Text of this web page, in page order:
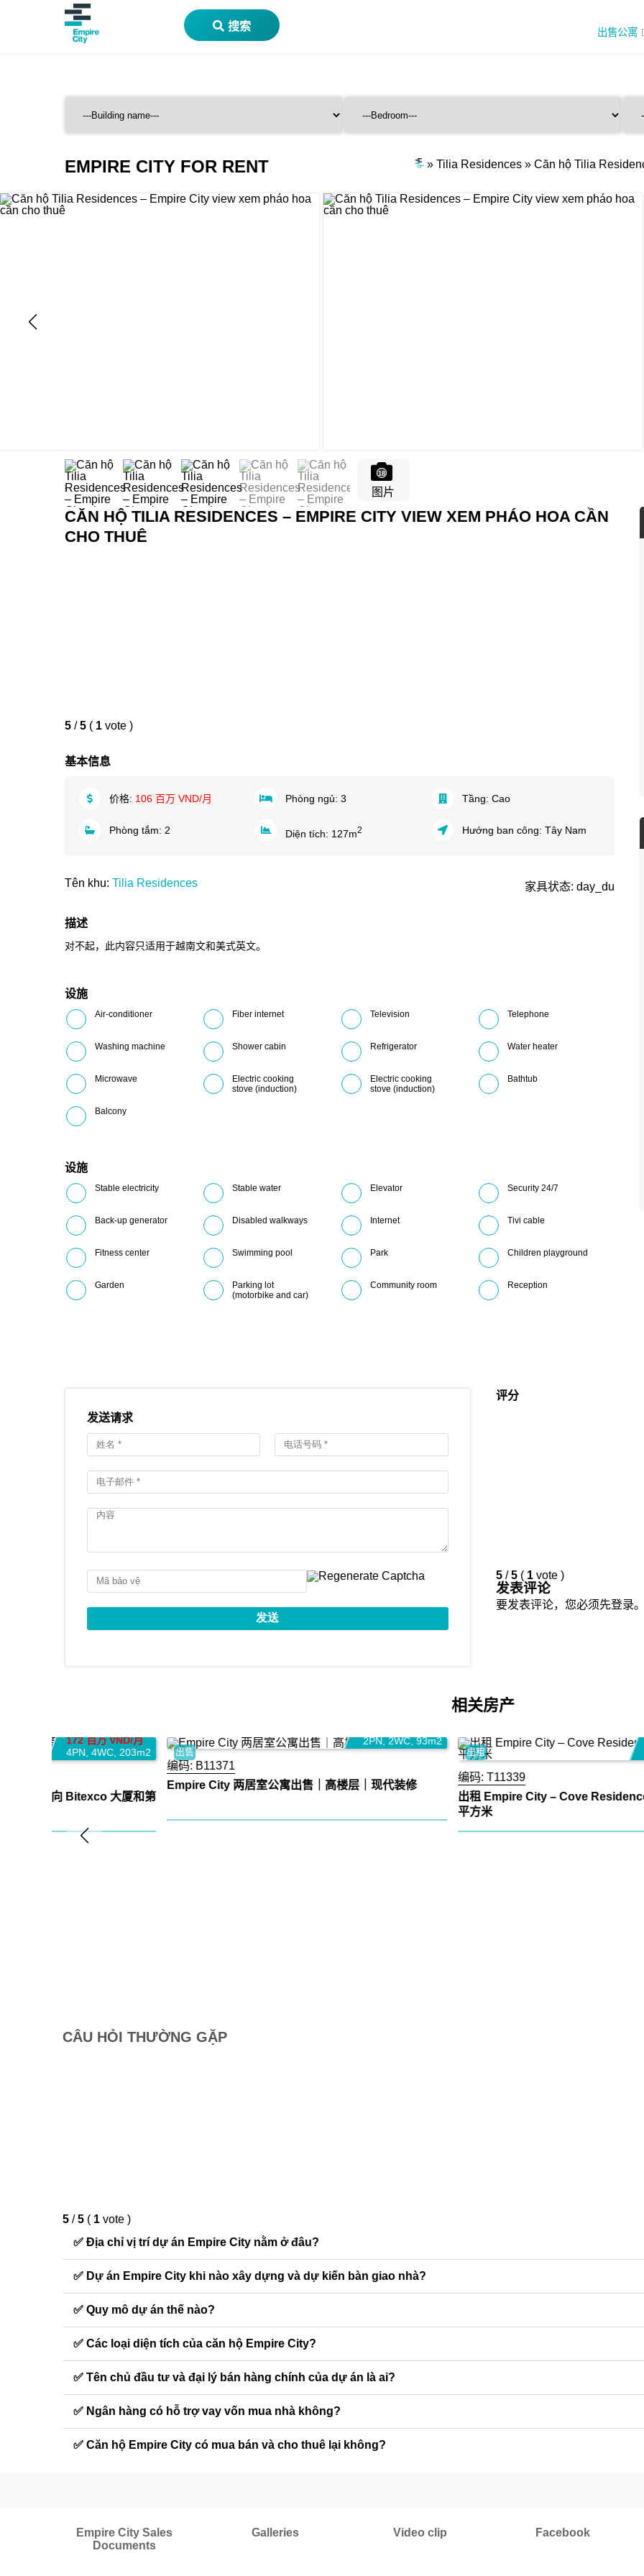
搜索
出售公寓
EMPIRE CITY FOR RENT » Tilia Residences» Căn hộ Tilia
18
图片
CĂN HỘ TILIA RESIDENCES – EMPIRE CITY VIEW XEM PHÁO HOA CẦN
CHO THUÊ
5 / 5 ( 1 vote )
基本信息
价格: 106 百万 VND/月 Phòng ngủ:3 Tầng:Cao
Phòng tắm: 2 Diện tích: 127m2 Hướng ban công:Tây Nam
Tên khu: Tilia Residences 家具状态: day_du
描述
对不起，此内容只适用于越南文和美式英文。
设施
Air-conditioner Fiber internet Television Telephone
Washing machine Shower cabin Refrigerator Water heater
Microwave
Electric cooking
stove (induction)
Electric cooking
stove (induction)
Bathtub
Balcony
设施
Stable electricity Stable water Elevator Security 24/7
Back-up generator Disabled walkways Internet Tivi cable
Fitness center Swimming pool Park Children playground
Garden
Parking lot
(motorbike and car)
Community room Reception
发送请求
评分
5 / 5 ( 1 vote )
发表评论
要发表评论，您必须先登录。
相关房产
2PN,2WC,93m2
编码: B11371
Empire City 两居室公寓出售｜高楼层｜现代装修
出售
130 百万 VND/月
3PN
编码: T11339
出租 Empire City – Cove Residences 复式公寓，250
出租
CÂU HỎI THƯỜNG GẶP
5 / 5 ( 1 vote )
✅ Địa chỉ vị trí dự án Empire City nằm ở đâu?
✅ Dự án Empire City khi nào xây dựng và dự kiến bàn giao nhà?
✅ Quy mô dự án thế nào?
✅ Các loại diện tích của căn hộ Empire City?
✅ Tên chủ đầu tư và đại lý bán hàng chính của dự án là ai?
✅ Ngân hàng có hỗ trợ vay vốn mua nhà không?
✅ Căn hộ Empire City có mua bán và cho thuê lại không?
Empire City Sales
Documents
Galleries Video clip Facebook